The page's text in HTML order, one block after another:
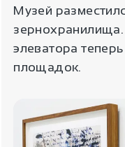
Музей
элеватора
площадок.